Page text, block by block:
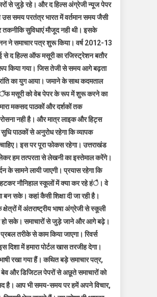
से जुड़े रहे। और द हिल्स अंग्रेजी न्यूज पेपर
उस समय परतंत्र भारत में वर्तमान समय जैसी
सुविधाएं मौजूद नही थी। इसके
ने समाचार पत्र शुरू किया। वर्ष 2012-13
से द हिल्स ऑफ मसूरी का रजिस्ट्रेशन बतौर
किया गया। जिस तेजी से समय आगे बढ़ता
का युग आया। जमाने के साथ कदमताल
मसूरी को वेब पेपर के रूप में शुरू करने का
मकसद पाठकों और दर्शकों तक
नही है। और मात्र लाइक और हिट्स
पाठकों से अनुरोध रहेगा कि व्यापक
इस पर पूरा फोकस रहेगा। उत्तराखंड
हम तत्परता से लेखनी का इस्तेमाल करेंगे।
के सामने लायी जाएगी। प्रयास रहेगा कि
नौनिहाल स्कूलों में क्या कर रहे हंै। वे
बन सके। कहां कैसी शिक्षा दी जा रही है।
में अंतराष्ट्रीय भाषा अंग्रेजी से स्कूली
हो सके। समाचारों से जुड़े जाने और आगे बढ़े।
तरीके से काम किया जाएगा। रिवर्स
दिशा में हमारा पोर्टल खास तरजीह देगा।
रखा गया हैं। कथित बड़े समाचार पत्र,
बेव और डिजिटल पेपरों से अछूते समाचारों को
है। आप भी समय-समय पर हमें अपने विचार,